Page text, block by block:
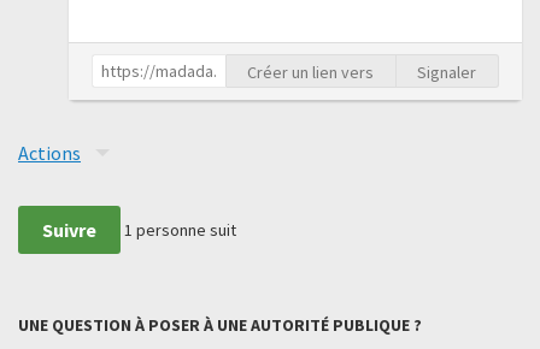
Créer un lien vers Signaler
Actions
Suivre 1 personne suit
UNE QUESTION À POSER À UNE AUTORITÉ PUBLIQUE ?